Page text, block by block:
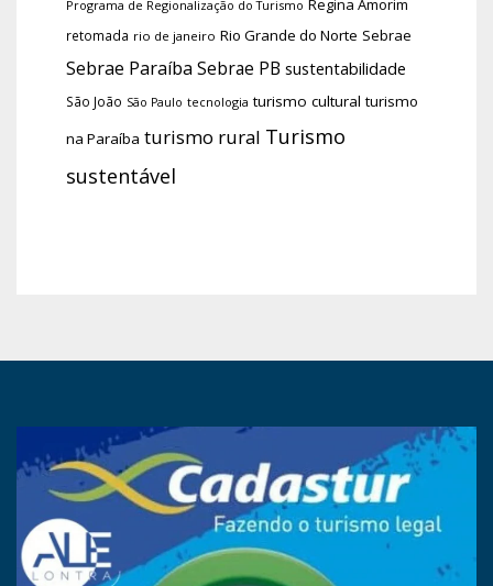
Programa de Regionalização do Turismo Regina Amorim
retomada rio de janeiro Rio Grande do Norte Sebrae
Sebrae Paraíba Sebrae PB sustentabilidade
São João São Paulo tecnologia turismo cultural turismo
na Paraíba turismo rural Turismo
sustentável